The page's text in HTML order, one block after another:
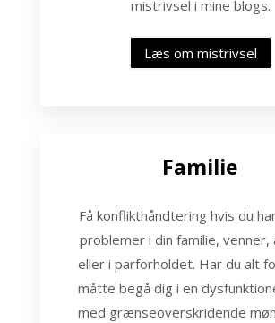
mistrivsel i mine blogs.
Læs om mistrivsel
Familie
Få konflikthåndtering hvis du
problemer i din familie, venner,
eller i parforholdet. Har du alt
måtte begå dig i en
med grænseoverskridende